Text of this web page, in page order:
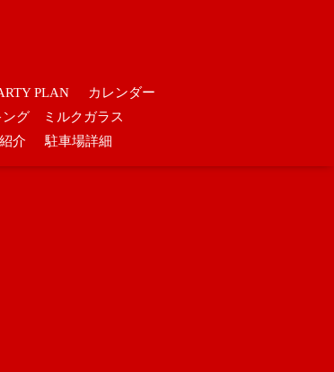
PLAN
カレンダー
ング ミルクガラス
介 駐車場詳細